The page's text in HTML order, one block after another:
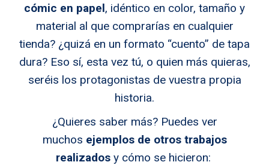
cómic en papel, idéntico en color, tamaño y
material al que comprarías en cualquier
tienda? ¿quizá en un formato “cuento” de tapa
dura? Eso sí, esta vez tú, o quien más quieras,
seréis los protagonistas de vuestra propia
historia.
¿Quieres saber más? Puedes ver
muchos ejemplos de otros trabajos
realizadosy cómo se hicieron: